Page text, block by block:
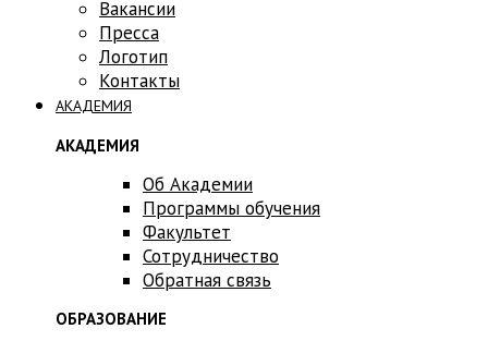
Вакансии
Пресса
Логотип
Контакты
АКАДЕМИЯ
АКАДЕМИЯ
Об Академии
Программы обучения
Факультет
Сотрудничество
Обратная связь
ОБРАЗОВАНИЕ